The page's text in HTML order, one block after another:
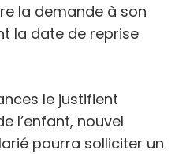
la demande à son
la date de reprise
le justifient
l’enfant, nouvel
pourra solliciter un